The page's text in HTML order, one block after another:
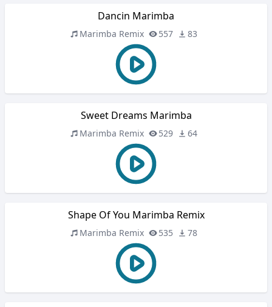
Dancin Marimba
Marimba Remix 557 83
Sweet Dreams Marimba
Marimba Remix 529 64
Shape Of You Marimba Remix
Marimba Remix 535 78